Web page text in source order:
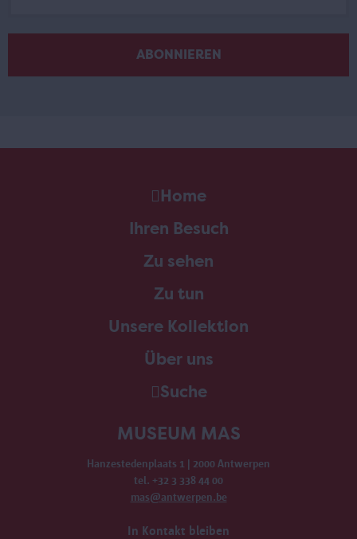
Home
Ihren Besuch
Zu sehen
Zu tun
Unsere Kollektion
Über uns
Suche
MUSEUM MAS
Hanzestedenplaats 1 | 2000 Antwerpen
tel. +32 3 338 44 00
mas@antwerpen.be
In Kontakt bleiben